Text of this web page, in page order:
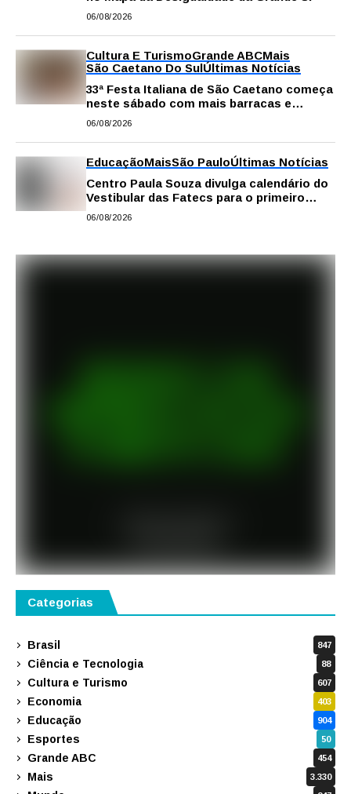
06/08/2026
Cultura E TurismoGrande ABCMais
São Caetano Do SulÚltimas Notícias
33ª Festa Italiana de São Caetano começa
neste sábado com mais barracas e
novidades em decoração e atrações
06/08/2026
EducaçãoMaisSão PauloÚltimas Notícias
Centro Paula Souza divulga calendário do
Vestibular das Fatecs para o primeiro
semestre de 2027
06/08/2026
Categorias
Brasil 847
Ciência e Tecnologia 88
Cultura e Turismo 607
Economia 403
Educação 904
Esportes 50
Grande ABC 454
Mais 3.330